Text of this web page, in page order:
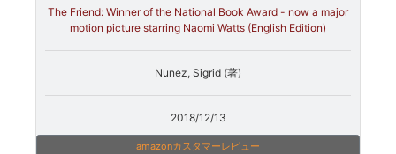
The Friend: Winner of the National Book Award - now a major
motion picture starring Naomi Watts (English Edition)
Nunez, Sigrid (著)
2018/12/13
amazonカスタマーレビュー